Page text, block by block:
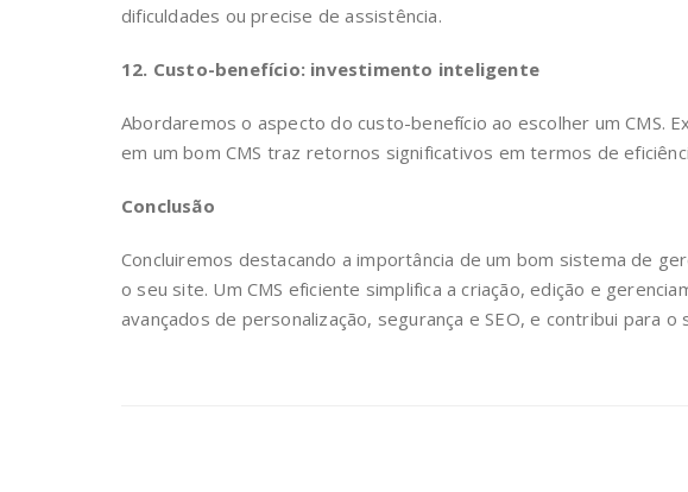
dificuldades ou precise de assistência.
12. Custo-benefício: investimento inteligente
Abordaremos o aspecto do custo-benefício ao escolher um CMS.
em um bom CMS traz retornos significativos em termos de
Conclusão
Concluiremos destacando a importância de um bom sistema de
o seu site. Um CMS eficiente simplifica a criação, edição e
avançados de personalização, segurança e SEO, e contribui para